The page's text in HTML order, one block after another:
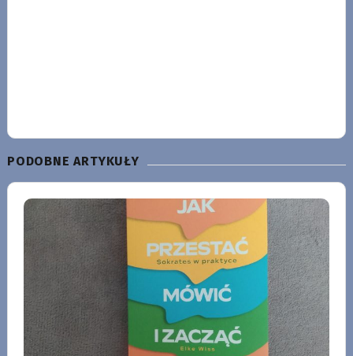
PODOBNE ARTYKUŁY